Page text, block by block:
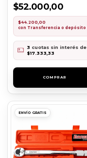
$52.000,00
$44.200,00
con Transferencia o depósito
3 cuotas sin interés de
$17.333,33
ENVÍO GRATIS